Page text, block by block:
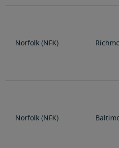
Norfolk (NFK)
Norfolk (NFK)